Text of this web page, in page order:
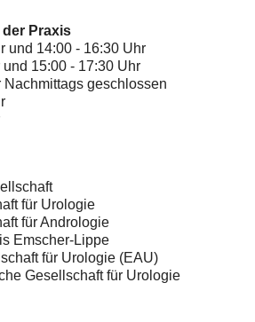
der Praxis
und 14:00 - 16:30 Uhr
15:00 - 17:30 Uhr
Nachmittags geschlossen
für Urologie
für Andrologie
Emscher-Lippe
für Urologie (EAU)
Gesellschaft für Urologie